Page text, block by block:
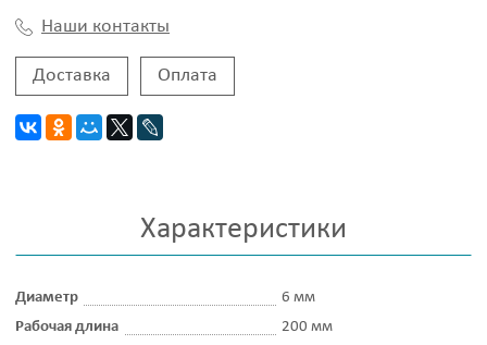
Наши контакты
Доставка Оплата
Характеристики
Диаметр
6 мм
Рабочая длина
200 мм